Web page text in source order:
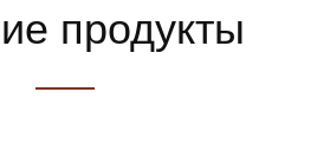
продукты